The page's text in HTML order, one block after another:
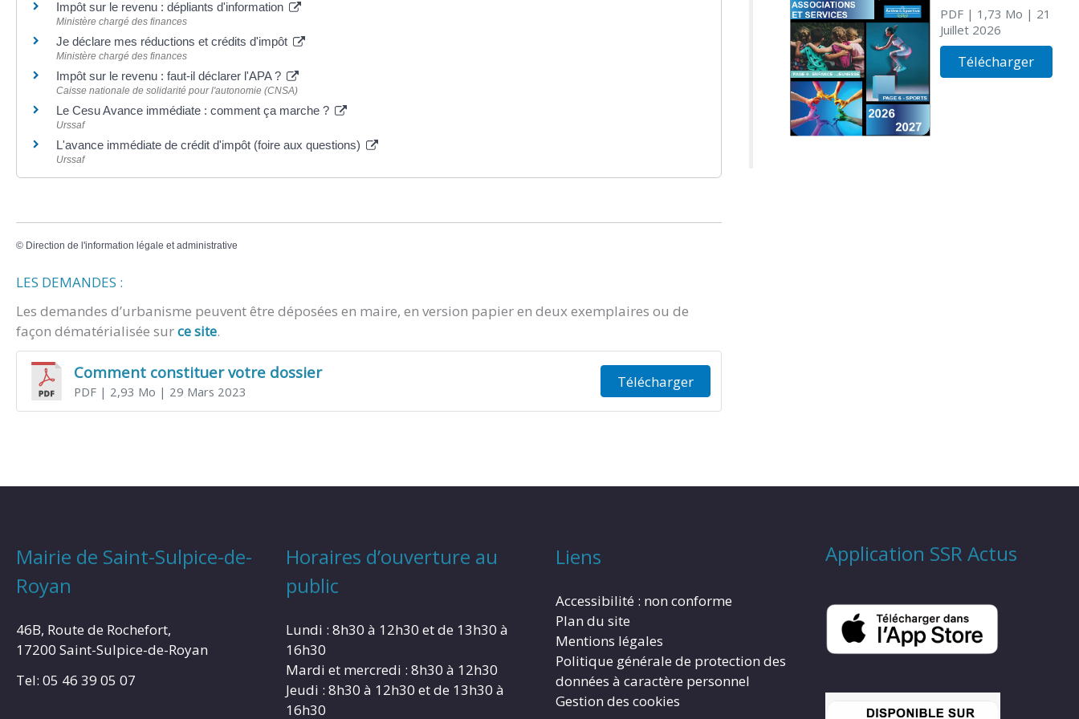
Impôt sur le revenu : dépliants d'information
Ministère chargé des finances
Je déclare mes réductions et crédits d'impôt
Ministère chargé des finances
Impôt sur le revenu : faut-il déclarer l'APA ?
Caisse nationale de solidarité pour l'autonomie (CNSA)
Le Cesu Avance immédiate : comment ça marche ?
Urssaf
L'avance immédiate de crédit d'impôt (foire aux questions)
Urssaf
© Direction de l'information légale et administrative
LES DEMANDES :
Les demandes d’urbanisme peuvent être déposées en maire, en version papier en deux exemplaires ou de
façon dématérialisée surce site.
Comment constituer votre dossier
PDF| 2,93 Mo | 29 Mars 2023
Télécharger
PDF| 1,73 Mo | 21
Juillet 2026
Télécharger
Mairie de Saint-Sulpice-de-
Royan
46B, Route de Rochefort,
17200 Saint-Sulpice-de-Royan
Tel: 05 46 39 05 07
Horaires d’ouverture au
public
Lundi : 8h30 à 12h30 et de 13h30 à
16h30
Mardi et mercredi : 8h30 à 12h30
Jeudi : 8h30 à 12h30 et de 13h30 à
16h30
Liens
Accessibilité : non conforme
Plan du site
Mentions légales
Politique générale de protection des
données à caractère personnel
Gestion des cookies
Application SSR Actus